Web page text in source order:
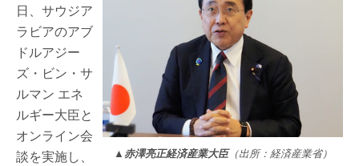
▲赤澤亮正経済産業大臣（出所：経済産業省）
日、サウジア
ラビアのアブ
ドルアジー
ズ・ビン・サ
ルマン エネ
ルギー大臣と
オンライン会
談を実施し、